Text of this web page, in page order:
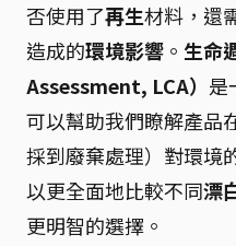
否使用了再生材料，還
造成的環境影響 。 生命
Assessment, LCA） 是
可以幫助我們瞭解產品
採到廢棄處理）對環境
以更全面地比較不同漂
更明智的選擇。